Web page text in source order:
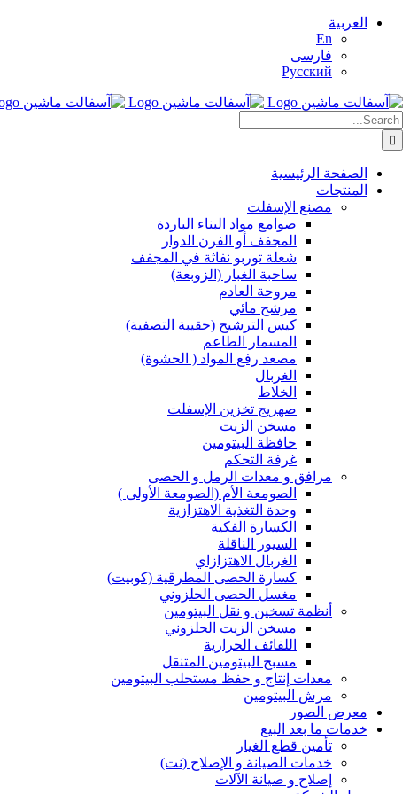
Skip
العربية
En
فارسی
Русский
Search
for:
الصفحة الرئيسية
المنتجات
مصنع الإسفلت
صوامع مواد البناء الباردة
المجفف أو الفرن الدوار
شعلة توربو نفاثة في المجفف
ساحبة الغبار (الزوبعة)
مروحة العادم
مرشح مائي
كيس الترشيح (حقيبة التصفية)
المسمار الطاعم
مصعد رفع المواد ( الحشوة)
الغربال
الخلاط
صهريج تخزين الإسفلت
مسخن الزيت
حافظة البيتومين
غرفة التحكم
مرافق و معدات الرمل و الحصى
الصومعة الأم (الصومعة الأولى )
وحدة التغذية الاهتزازية
الكسارة الفكية
السيور الناقلة
الغربال الاهتزازاي
كسارة الحصى المطرقية (كوبيت)
مغسل الحصى الحلزوني
أنظمة تسخين و نقل البيتومين
مسخن الزيت الحلزوني
اللفائف الحرارية
مسبح البيتومين المتنقل
معدات إنتاج و حفظ مستحلب البيتومين
مرش البيتومين
معرض الصور
خدمات ما بعد البيع
تأمين قطع الغيار
خدمات الصيانة و الإصلاح (نت)
إصلاح و صيانة الآلات